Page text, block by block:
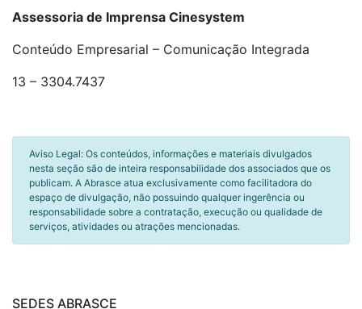
Assessoria de Imprensa Cinesystem
Conteúdo Empresarial – Comunicação Integrada
13 – 3304.7437
Aviso Legal: Os conteúdos, informações e materiais divulgados
nesta seção são de inteira responsabilidade dos associados que os
publicam. A Abrasce atua exclusivamente como facilitadora do
espaço de divulgação, não possuindo qualquer ingerência ou
responsabilidade sobre a contratação, execução ou qualidade de
serviços, atividades ou atrações mencionadas.
SEDES ABRASCE